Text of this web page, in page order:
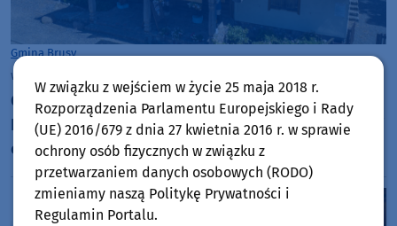
Gmina Brusy
wtorek, 4 sierpnia 2026, 10:44
Chata Kaszubska im. Józefa Chełmowskiego w
Brusach-Jagliach przechodzi renowację. Specjaliści
czyszczą strzechę na dachu
W związku z wejściem w życie 25 maja 2018 r.
Rozporządzenia Parlamentu Europejskiego i Rady
(UE) 2016/679 z dnia 27 kwietnia 2016 r. w sprawie
ochrony osób fizycznych w związku z
przetwarzaniem danych osobowych (RODO)
zmieniamy naszą Politykę Prywatności i
Regulamin Portalu.